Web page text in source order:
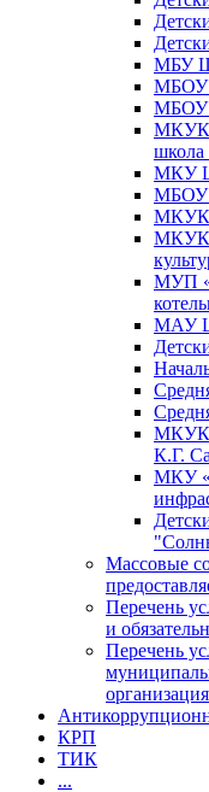
МБУ
МБОУ
МБОУ
МКУК
МКУ
МБОУ
МКУК
МКУК
МУП
МАУ
МКУК
К.Г.
МКУ
Массовые
Перечень
и
Перечень
КРП
ТИК
...